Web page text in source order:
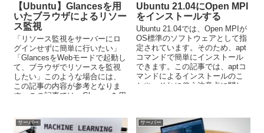
【Ubuntu】Glancesを用
いたブラウザによるリソー
ス監視
「リソース監視をサーバーにロ
グインせずに簡単に行いたい」
「GlancesをWebモードで起動し
て、ブラウザでリソースを監視
したい」このような場合には、
この記事の内容が参考となりま
す。この記事では、Glancesを用
Ubuntu 21.04にOpen MPI
をインストールする
Ubuntu 21.04では、Open MPIが
OS標準のソフトウェアとして指
定されています。そのため、apt
コマンドで簡単にインストール
できます。この記事では、aptコ
マンドによるインストールのこ
とや、それに伴う注意点に関し
サーバー サーバー